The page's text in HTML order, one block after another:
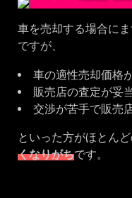
車を売却する場合に
ですが、
車の適性売却価格
販売店の査定が妥
交渉が苦手で販売
といった方がほとん
くなりがちです。